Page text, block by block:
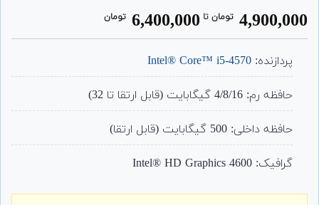
از 5 امتیاز
مشتری
4,900,000 تومان ‌ تا ‌ 6,400,000 تومان
پردازنده: Intel® Core™ i5-4570
حافظه رم: 4/8/16 گیگابایت (قابل ارتقا تا 32)
حافظه داخلی: 500 گیگابایت (قابل ارتقا)
گرافیک: Intel® HD Graphics 4600